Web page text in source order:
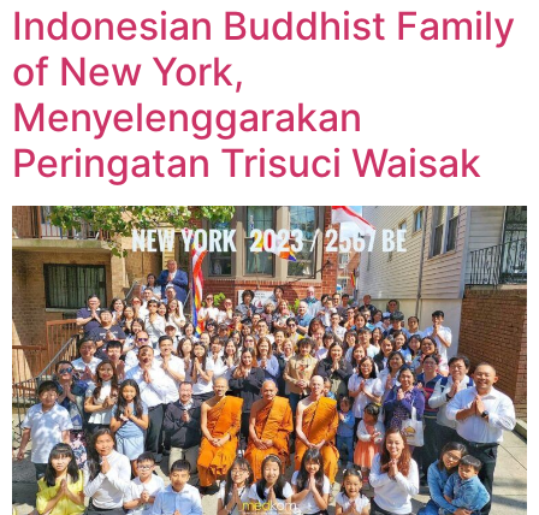
Indonesian Buddhist Family
of New York,
Menyelenggarakan
Peringatan Trisuci Waisak